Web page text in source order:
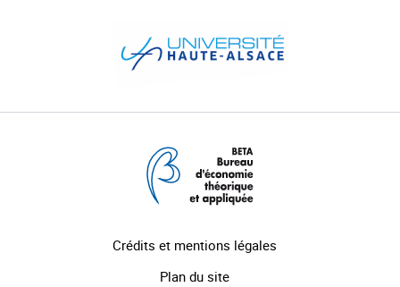
Crédits et mentions légales
Plan du site